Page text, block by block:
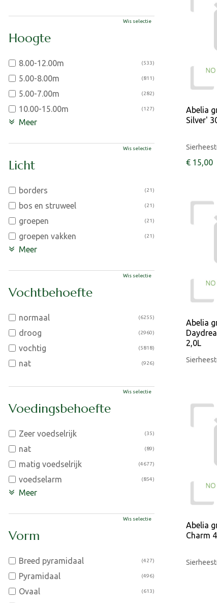
Abelia
Silver'
€ 15,00
Abelia
2,0L
Abelia
Charm
Wis selectie
Hoogte
8.00-12.00m (533)
5.00-8.00m (811)
5.00-7.00m (282)
10.00-15.00m (127)
Meer
Wis selectie
Licht
borders (21)
bos en struweel (21)
groepen (21)
groepen vakken (21)
Meer
Wis selectie
Vochtbehoefte
normaal (6255)
droog (2960)
vochtig (5818)
nat (926)
Wis selectie
Voedingsbehoefte
Zeer voedselrijk (35)
nat (89)
matig voedselrijk (4677)
voedselarm (854)
Meer
Wis selectie
Vorm
Breed pyramidaal (427)
Pyramidaal (496)
Ovaal (613)